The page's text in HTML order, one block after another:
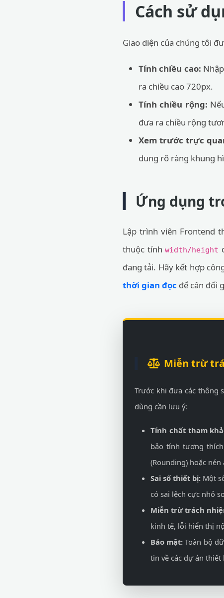
Cách sử
Giao diện của chúng tôi
Tính chiều cao:
ra chiều cao 720px.
Tính chiều rộng:
đưa ra chiều rộng
Xem trước trực
dung rõ ràng khung
Ứng dụng
Lập trình viên Frontend
thuộc tínhwidth/height
đang tải. Hãy kết hợp
thời gian đọc để cân đối
Miễn trừ
Trước khi đưa các thông
dùng cần lưu ý:
Tính chất tham
bảo tính tương
(Rounding) hoặc
Sai số thiết bị: Một
có sai lệch cực nhỏ
Miễn trừ trách
kinh tế, lỗi hiển thị
Bảo mật: Toàn bộ
tin về các dự án